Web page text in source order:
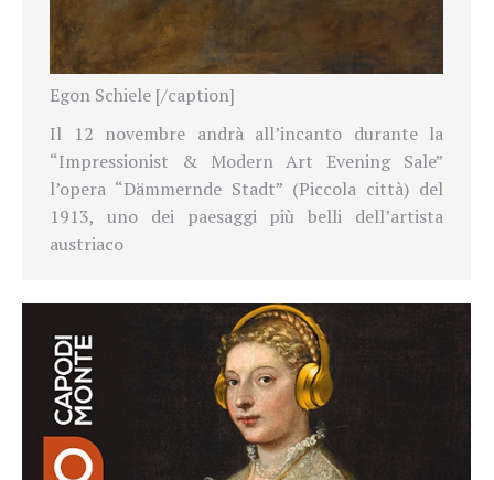
Egon Schiele [/caption]
Il 12 novembre andrà all’incanto durante la
“Impressionist & Modern Art Evening Sale”
l’opera “Dämmernde Stadt” (Piccola città) del
1913, uno dei paesaggi più belli dell’artista
austriaco